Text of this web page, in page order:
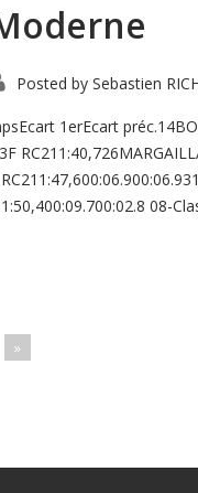
Posted by Sebastien
1erEcart
08-
»